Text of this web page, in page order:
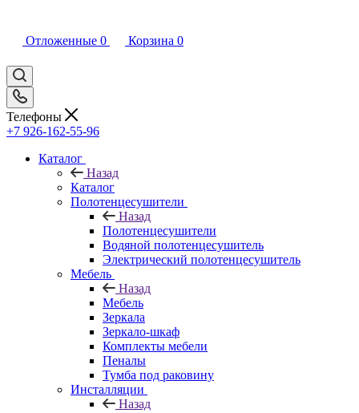
Отложенные 0 Корзина 0
Телефоны
+7 926-162-55-96
Каталог
Назад
Каталог
Полотенцесушители
Назад
Полотенцесушители
Водяной полотенцесушитель
Электрический полотенцесушитель
Мебель
Назад
Мебель
Зеркала
Зеркало-шкаф
Комплекты мебели
Пеналы
Тумба под раковину
Инсталляции
Назад